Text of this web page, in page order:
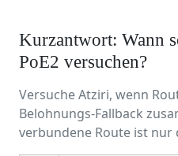
Kurzantwort: Wann
PoE2 versuchen?
Versuche Atziri, wenn
Belohnungs-Fallback
verbundene Route ist nur